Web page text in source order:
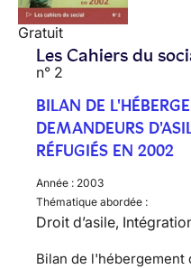
Gratuit
Les Cahiers du
n° 2
BILAN DE
DEMANDEURS
RÉFUGIÉS EN 2002
Année : 2003
Thématique abordée :
Droit d’asile,
Bilan de l'hébergement